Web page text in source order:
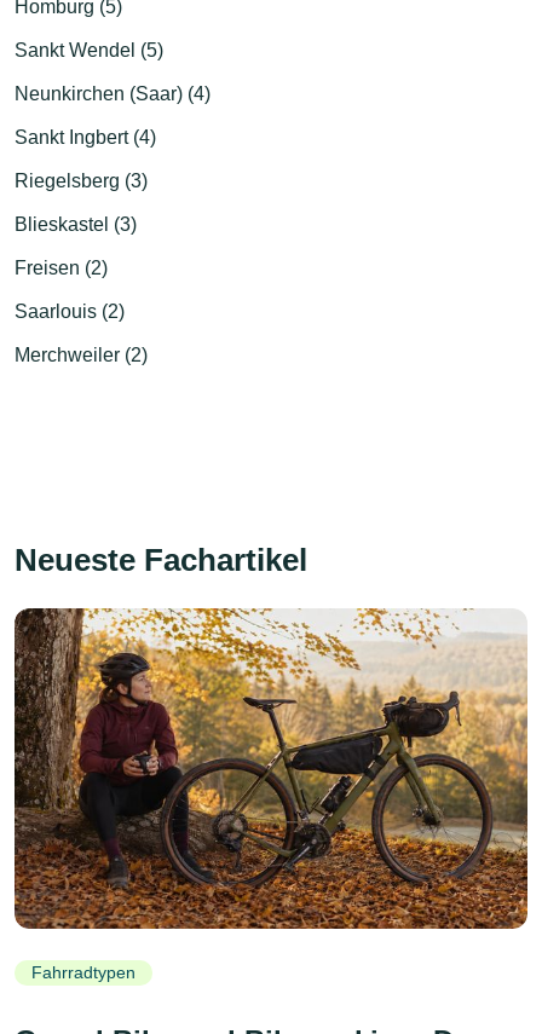
Homburg (5)
Sankt Wendel (5)
Neunkirchen (Saar) (4)
Sankt Ingbert (4)
Riegelsberg (3)
Blieskastel (3)
Freisen (2)
Saarlouis (2)
Merchweiler (2)
Neueste Fachartikel
Fahrradtypen